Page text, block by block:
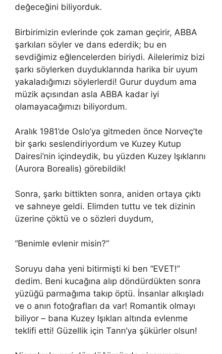
değeceğini biliyorduk.
Birbirimizin evlerinde çok zaman geçirir, ABBA
şarkıları söyler ve dans ederdik; bu en
sevdiğimiz eğlencelerden biriydi. Ailelerimiz bizi
şarkı söylerken duyduklarında harika bir uyum
yakaladığımızı söylerlerdi! Gurur duydum ama
müzik açısından asla ABBA kadar iyi
olamayacağımızı biliyordum.
Aralık 1981’de Oslo’ya gitmeden önce Norveç’te
bir şarkı seslendiriyordum ve Kuzey Kutup
Dairesi’nin içindeydik, bu yüzden Kuzey Işıklarını
(Aurora Borealis) görebildik!
Sonra, şarkı bittikten sonra, aniden ortaya çıktı
ve sahneye geldi. Elimden tuttu ve tek dizinin
üzerine çöktü ve o sözleri duydum,
“Benimle evlenir misin?”
Soruyu daha yeni bitirmişti ki ben “EVET!”
dedim. Beni kucağına alıp döndürdükten sonra
yüzüğü parmağıma takıp öptü. İnsanlar alkışladı
ve o anın fotoğrafları da var! Romantik olmayı
biliyor – bana Kuzey Işıkları altında evlenme
teklifi etti! Güzellik için Tanrı’ya şükürler olsun!